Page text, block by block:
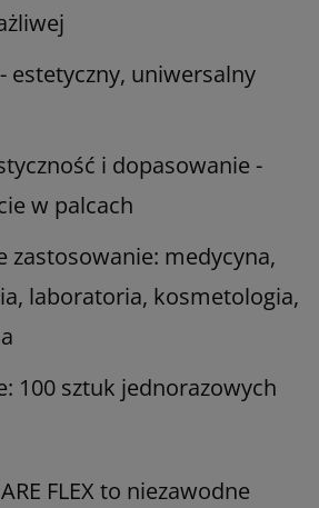
estetyczny, uniwersalny
i dopasowanie -
w palcach
zastosowanie: medycyna,
laboratoria, kosmetologia,
100 sztuk jednorazowych
FLEX to niezawodne